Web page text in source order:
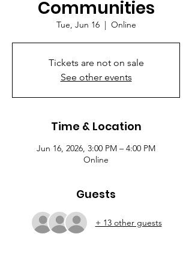
Communities
Tue, Jun 16
  |
Online
Tickets are not on sale
See other events
Time & Location
Jun 16, 2026, 3:00 PM – 4:00 PM
Online
Guests
+ 13 other guests